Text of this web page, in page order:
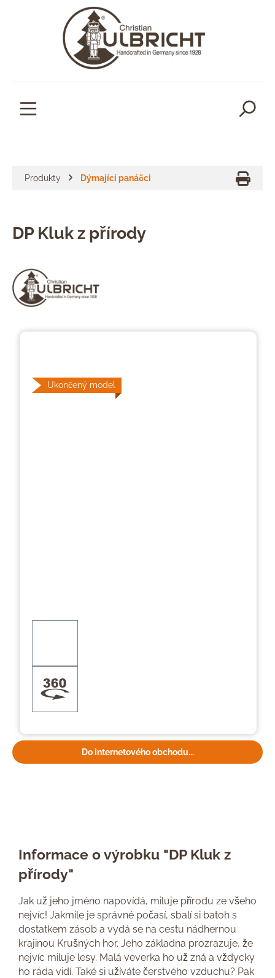
Produkty Dýmající panáčci
DP Kluk z přírody
Ukončený model
Do internetového obchodu...
Informace o výrobku "DP Kluk z
přírody"
Jak už jeho jméno napovídá, miluje přírodu ze všeho
nejvíc! Jakmile je správné počasí, sbalí si batoh s
dostatkem zásob a vydá se na cestu nádhernou
krajinou Krušných hor. Jeho základna prozrazuje, že
nejvíc miluje lesy. Malá veverka ho už zná a vždycky
ho ráda vidí. Také si užíváte čerstvého vzduchu? Pak